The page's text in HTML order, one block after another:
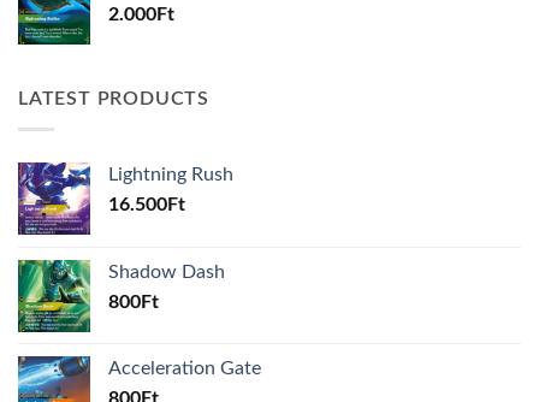
2.000Ft
LATEST PRODUCTS
Lightning Rush
16.500Ft
Shadow Dash
800Ft
Acceleration Gate